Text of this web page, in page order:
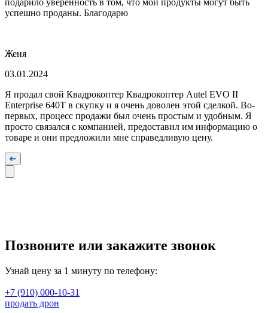
подарило уверенность в том, что мои продукты могут быть
успешно проданы. Благодарю
Женя
03.01.2024
Я продал свой Квадрокоптер Квадрокоптер Autel EVO II
Enterprise 640T в скупку и я очень доволен этой сделкой. Во-
первых, процесс продажи был очень простым и удобным. Я
просто связался с компанией, предоставил им информацию о
товаре и они предложили мне справедливую цену.
Позвоните или закажите звонок
Узнай цену за 1 минуту по телефону:
+7 (910) 000-10-31
продать дрон